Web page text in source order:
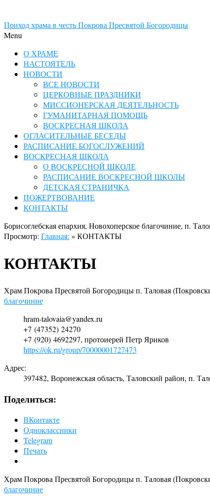
Приход храма в честь Покрова Пресвятой Богородицы
Menu
О ХРАМЕ
НАСТОЯТЕЛЬ
НОВОСТИ
ВСЕ НОВОСТИ
ЦЕРКОВНЫЕ ПРАЗДНИКИ
МИССИОНЕРСКАЯ ДЕЯТЕЛЬНОСТЬ
ГУМАНИТАРНАЯ ПОМОЩЬ
ВОСКРЕСНАЯ ШКОЛА
ОГЛАСИТЕЛЬНЫЕ БЕСЕДЫ
РАСПИСАНИЕ БОГОСЛУЖЕНИЙ
ВОСКРЕСНАЯ ШКОЛА
О ВОСКРЕСНОЙ ШКОЛЕ
РАСПИСАНИЕ ВОСКРЕСНОЙ ШКОЛЫ
ДЕТСКАЯ СТРАНИЧКА
ПОЖЕРТВОВАНИЕ
КОНТАКТЫ
Борисоглебская епархия, Новохоперское благочиние, п.
Просмотр: Главная: » КОНТАКТЫ
КОНТАКТЫ
Храм Покрова Пресвятой Богородицы п. Таловая
благочиние
hram-talovaia@yandex.ru
+7 (47352) 24270
+7 (920) 4692297, протоиерей Петр Яриков
https://ok.ru/group/70000001727473
Адрес:
397482, Воронежская область, Таловский район, п.
Поделиться:
ВКонтакте
Одноклассники
Telegram
Печать
Храм Покрова Пресвятой Богородицы п. Таловая
благочиние